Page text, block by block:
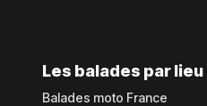
Les balades par lieu
Balades moto France